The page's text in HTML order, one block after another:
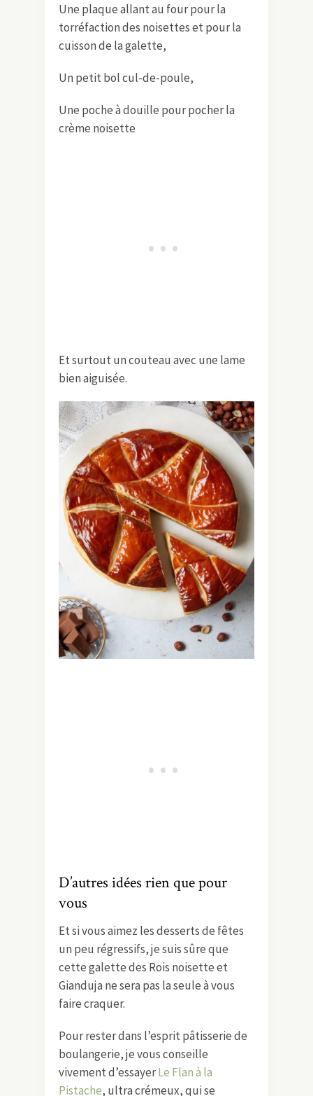
Une plaque allant au four pour la
torréfaction des noisettes et pour la
cuisson de la galette,
Un petit bol cul-de-poule,
Une poche à douille pour pocher la
crème noisette
Et surtout un couteau avec une lame
bien aiguisée.
D’autres idées rien que pour
vous
Et si vous aimez les desserts de fêtes
un peu régressifs, je suis sûre que
cette galette des Rois noisette et
Gianduja ne sera pas la seule à vous
faire craquer.
Pour rester dans l’esprit pâtisserie de
boulangerie, je vous conseille
vivement d’essayerLe Flan à la
Pistache, ultra crémeux, qui se